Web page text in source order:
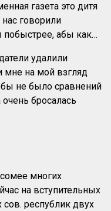
газета это дитя
говорили
побыстрее, абы как…
удалили
мне на мой взгляд
не было сравнений
бросалась
многих
на вступительных
республик двух